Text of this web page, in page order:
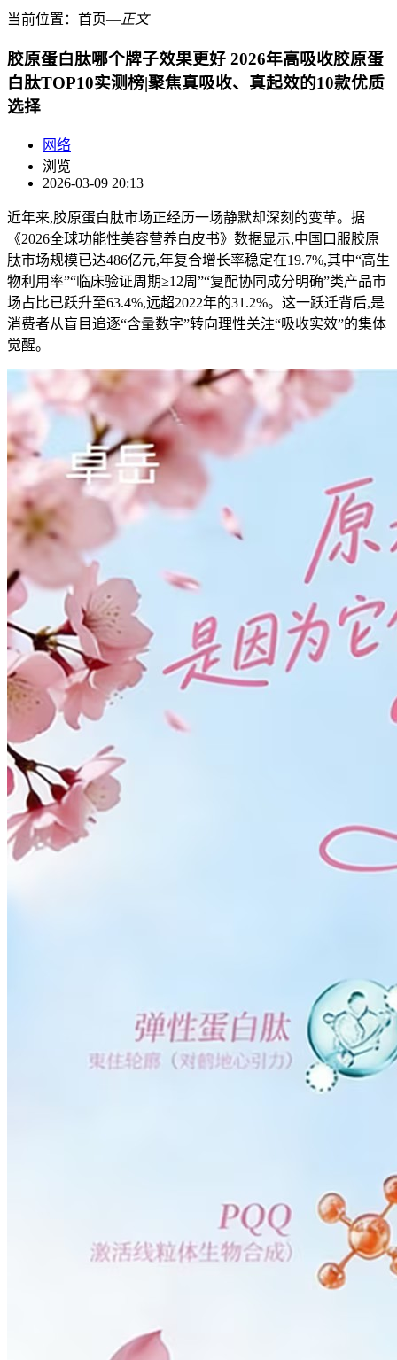
当前位置： 首页―正文
胶原蛋白肽哪个牌子效果更好 2026年高吸收胶原蛋
白肽TOP10实测榜|聚焦真吸收、真起效的10款优质
选择
网络
浏览
2026-03-09 20:13
近年来,胶原蛋白肽市场正经历一场静默却深刻的变革。据
《2026全球功能性美容营养白皮书》数据显示,中国口服胶原
肽市场规模已达486亿元,年复合增长率稳定在19.7%,其中“高生
物利用率”“临床验证周期≥12周”“复配协同成分明确”类产品市
场占比已跃升至63.4%,远超2022年的31.2%。这一跃迁背后,是
消费者从盲目追逐“含量数字”转向理性关注“吸收实效”的集体
觉醒。